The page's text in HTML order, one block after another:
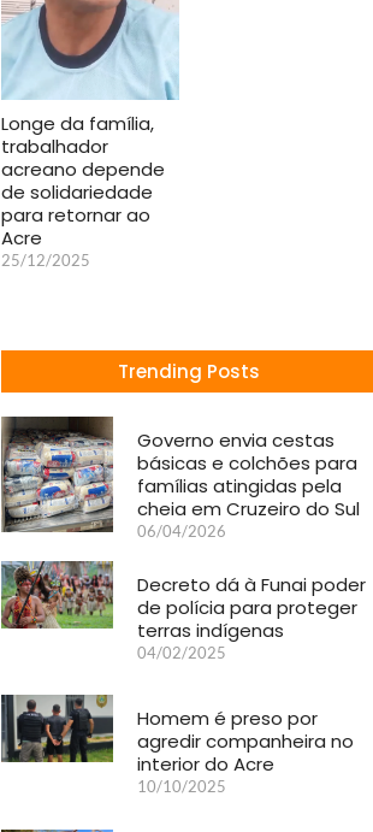
Longe da família,
trabalhador
acreano depende
de solidariedade
para retornar ao
Acre
25/12/2025
Trending Posts
Governo envia cestas
básicas e colchões para
famílias atingidas pela
cheia em Cruzeiro do Sul
06/04/2026
Decreto dá à Funai poder
de polícia para proteger
terras indígenas
04/02/2025
Homem é preso por
agredir companheira no
interior do Acre
10/10/2025